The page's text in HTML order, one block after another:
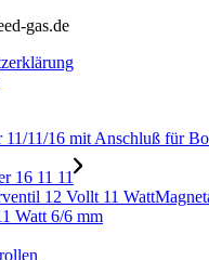
gas.de
11/16 mit Anschluß für
Watt 6/6 mm